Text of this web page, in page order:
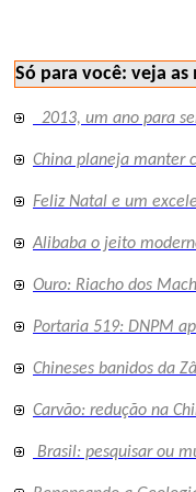
Só para você: veja
2013, um ano para
China planeja manter
Feliz Natal e um
Alibaba o jeito
Ouro: Riacho dos
Portaria 519: DNPM
Chineses banidos da
Carvão: redução na
Brasil: pesquisar ou